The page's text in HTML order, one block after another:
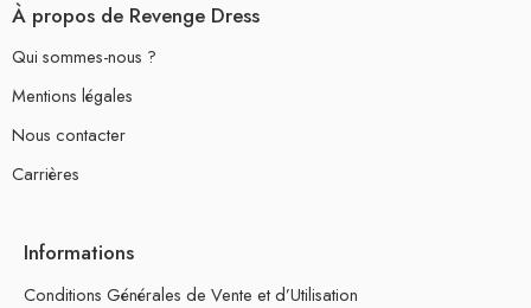
À propos de Revenge Dress
Qui sommes-nous ?
Mentions légales
Nous contacter
Carrières
Informations
Conditions Générales de Vente et d’Utilisation